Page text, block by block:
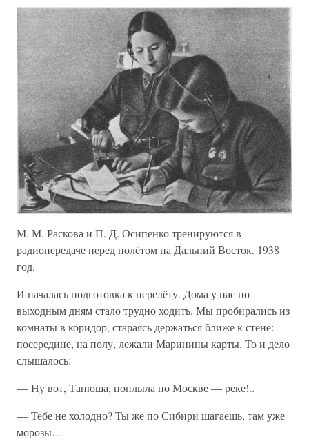
М. М. Раскова и П. Д. Осипенко тренируются в
радиопередаче перед полётом на Дальний Восток. 1938
год.
И началась подготовка к перелёту. Дома у нас по
выходным дням стало трудно ходить. Мы пробирались из
комнаты в коридор, стараясь держаться ближе к стене:
посередине, на полу, лежали Маринины карты. То и дело
слышалось:
— Ну вот, Танюша, поплыла по Москве — реке!..
— Тебе не холодно? Ты же по Сибири шагаешь, там уже
морозы…